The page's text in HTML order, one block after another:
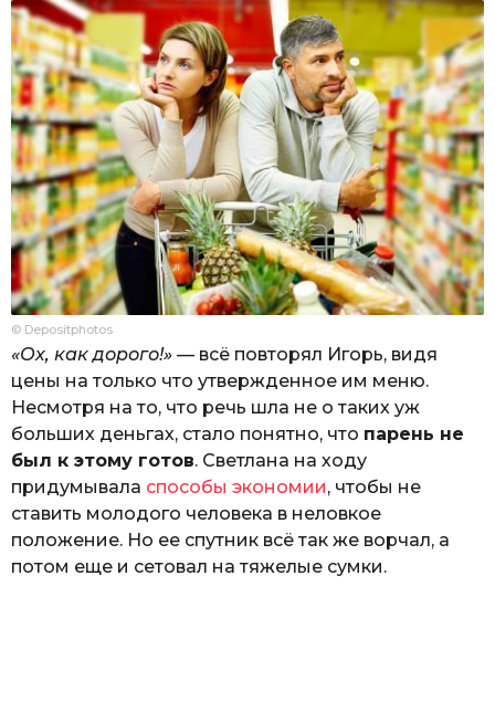
© Depositphotos
«Ох, как дорого!» — всё повторял Игорь, видя
цены на только что утвержденное им меню.
Несмотря на то, что речь шла не о таких уж
больших деньгах, стало понятно, что парень не
был к этому готов. Светлана на ходу
придумывала способы экономии, чтобы не
ставить молодого человека в неловкое
положение. Но ее спутник всё так же ворчал, а
потом еще и сетовал на тяжелые сумки.